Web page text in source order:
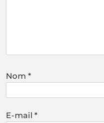
Nom*
E-mail*